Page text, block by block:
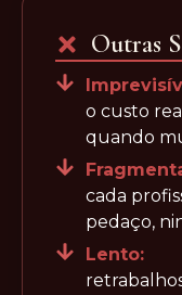
Outras
o custo
quando
cada
pedaço,
Lento: